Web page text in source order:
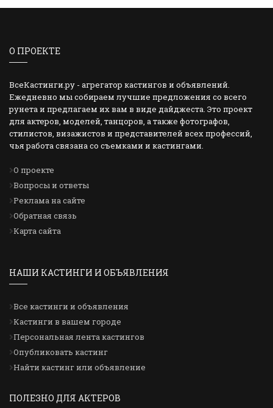
О ПРОЕКТЕ
ВсеКастинги.ру - агрегатор кастингов и объявлений.
Ежедневно мы собираем лучшие предложения со всего
рунета и предлагаем их вам в виде дайджеста. Это проект
для актеров, моделей, танцоров, а также фотографов,
стилистов, визажистов и представителей всех профессий,
чья работа связана со съемками и кастингами.
О проекте
Вопросы и ответы
Реклама на сайте
Обратная связь
Карта сайта
НАШИ КАСТИНГИ И ОБЪЯВЛЕНИЯ
Все кастинги и объявления
Кастинги в вашем городе
Персональная лента кастингов
Опубликовать кастинг
Найти кастинг или объявление
ПОЛЕЗНО ДЛЯ АКТЕРОВ